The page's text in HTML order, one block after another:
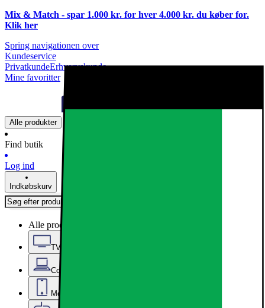
Mix & Match - spar 1.000 kr. for hver 4.000 kr. du køber for.
Klik her
Spring navigationen over
Kundeservice
PrivatkundeErhvervskunde
Mine favoritter
Alle produkter
Find butik
Log ind
Indkøbskurv
Alle produkter
TV, Lyd & Smart Home
Computer & Kontor
Mobil, Tablet & Smartwatch